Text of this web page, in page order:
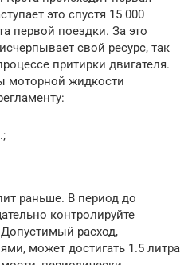
это спустя 15 000
первой поездки. За это
свой ресурс, так
притирки двигателя.
моторной жидкости
раньше. В период до
контролируйте
расход,
может достигать 1.5 литра